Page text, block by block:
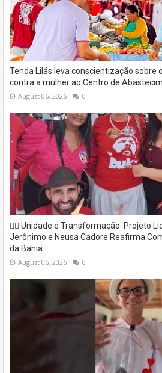
Tenda Lilás leva conscientização sobre
contra a mulher ao Centro de
August 06, 2026 0
✊🏽 Unidade e Transformação: Projeto
Jerônimo e Neusa Cadore Reafirma
da Bahia
August 06, 2026 0